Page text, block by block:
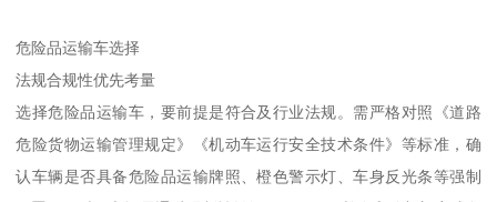
危险品运输车选择
​法规合规性优先考量​
选择危险品运输车，要前提是符合及行业法规。需严格对照《道路
危险货物运输管理规定》《机动车运行安全技术条件》等标准，确
认车辆是否具备危险品运输牌照、橙色警示灯、车身反光条等强制